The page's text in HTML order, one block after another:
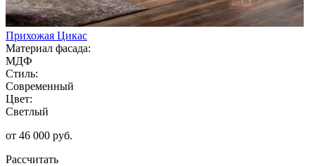
Прихожая Цикас
Материал фасада:
МДФ
Стиль:
Современный
Цвет:
Светлый
от 46 000 руб.
Рассчитать